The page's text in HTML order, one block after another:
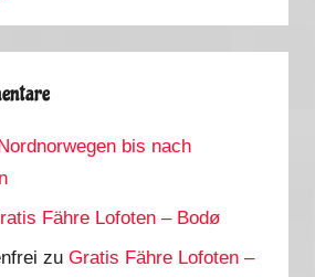
bis nach
Fähre Lofoten – Bodø
zuGratis Fähre Lofoten –